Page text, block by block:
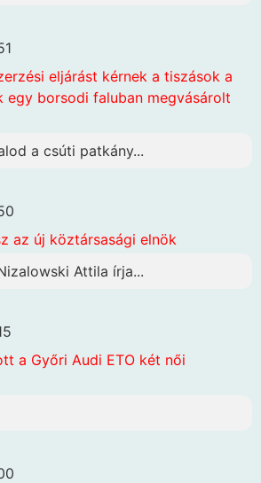
eljárást kérnek a tiszások a
egy borsodi faluban megvásárolt
a csúti patkány...
az új köztársasági elnök
Attila írja...
a Győri Audi ETO két női